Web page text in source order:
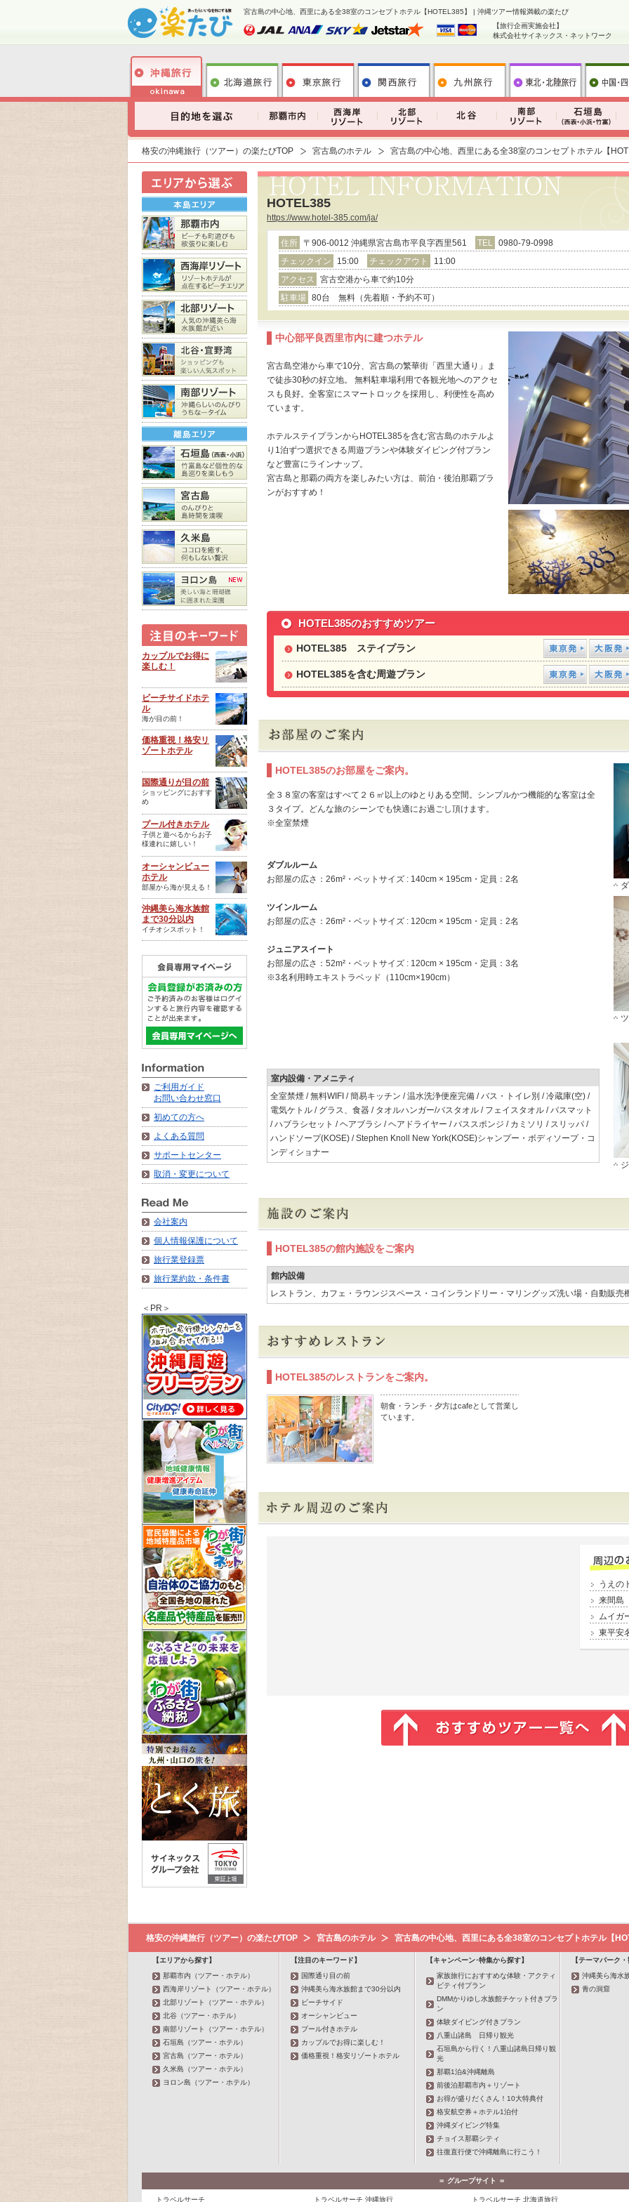
宮古島の中心地、西里にある全38室のコンセプトホテル【HOTEL385】 | 沖縄ツアー情報満載の楽たび
【旅行企画実施会社】
株式会社サイネックス・ネットワーク
格安の沖縄旅行（ツアー）の楽たびTOP 宮古島のホテル 宮古島の中心地、西里にある全38室のコンセプトホテル【
HOTEL385
https://www.hotel-385.com/ja/
住所 〒906-0012 沖縄県宮古島市平良字西里561 TEL 0980-79-0998
チェックイン
15:00 チェックアウト
11:00
アクセス
宮古空港から車で約10分
駐車場 80台 無料（先着順・予約不可）
中心部平良西里市内に建つホテル
宮古島空港から車で10分、宮古島の繁華街「西里大通り」ま
で徒歩30秒の好立地。 無料駐車場利用で各観光地へのアクセ
スも良好。全客室にスマートロックを採用し、利便性を高め
ています。
ホテルステイプランからHOTEL385を含む宮古島のホテルよ
り1泊ずつ選択できる周遊プランや体験ダイビング付プラン
など豊富にラインナップ。
宮古島と那覇の両方を楽しみたい方は、前泊・後泊那覇プラ
ンがおすすめ！
HOTEL385のおすすめツアー
HOTEL385 ステイプラン
HOTEL385を含む周遊プラン
HOTEL385のお部屋をご案内。
全３８室の客室はすべて２６㎡以上のゆとりある空間。シンプルかつ機能的な客室は全
３タイプ。どんな旅のシーンでも快適にお過ごし頂けます。
※全室禁煙
ダブルルーム
お部屋の広さ：26m²・ベットサイズ : 140cm × 195cm・定員：2名
ツインルーム
お部屋の広さ：26m²・ベットサイズ : 120cm × 195cm・定員：2名
ジュニアスイート
お部屋の広さ：52m²・ベットサイズ : 120cm × 195cm・定員：3名
※3名利用時エキストラベッド（110cm×190cm）
室内設備・アメニティ
全室禁煙 / 無料WIFI / 簡易キッチン / 温水洗浄便座完備 / バス・トイレ別 / 冷蔵庫(空) /
電気ケトル / グラス、食器 / タオルハンガー/バスタオル / フェイスタオル / バスマット
/ ハブラシセット / ヘアブラシ / ヘアドライヤー / バススポンジ / カミソリ / スリッパ /
ハンドソープ(KOSE) / Stephen Knoll New York(KOSE)シャンプー・ボディソープ・コ
ンディショナー
HOTEL385の館内施設をご案内
館内設備
レストラン、カフェ・ラウンジスペース・コインランドリー・マリングッズ洗い場・自動販売
HOTEL385のレストランをご案内。
朝食・ランチ・夕方はcafeとして営業し
ています。
うえの
来間島
ムイガ
東平安
カップルでお得に
楽しむ！
ビーチサイドホテ
ル
海が目の前！
価格重視！格安リ
ゾートホテル
国際通りが目の前
ショッピングにおすす
め
プール付きホテル
子供と遊べるからお子
様連れに嬉しい！
オーシャンビュー
ホテル
部屋から海が見える！
沖縄美ら海水族館
まで30分以内
イチオシスポット！
ご利用ガイド
お問い合わせ窓口
初めての方へ
よくある質問
サポートセンター
取消・変更について
会社案内
個人情報保護について
旅行業登録票
旅行業約款・条件書
＜PR＞
格安の沖縄旅行（ツアー）の楽たびTOP 宮古島のホテル 宮古島の中心地、西里にある全38室のコンセプトホテル【
【エリアから探す】
那覇市内（ツアー・ホテル）
西海岸リゾート（ツアー・ホテル）
北部リゾート（ツアー・ホテル）
北谷（ツアー・ホテル）
南部リゾート（ツアー・ホテル）
石垣島（ツアー・ホテル）
宮古島（ツアー・ホテル）
久米島（ツアー・ホテル）
ヨロン島（ツアー・ホテル）
【注目のキーワード】
国際通り目の前
沖縄美ら海水族館まで30分以内
ビーチサイド
オーシャンビュー
プール付きホテル
カップルでお得に楽しむ！
価格重視！格安リゾートホテル
【キャンペーン･特集から探す】
家族旅行におすすめな体験・アクティ
ビティ付プラン
DMMかりゆし水族館チケット付きプラ
ン
体験ダイビング付きプラン
八重山諸島 日帰り観光
石垣島から行く！八重山諸島日帰り観
光
那覇1泊&沖縄離島
前後泊那覇市内＋リゾート
お得が盛りだくさん！10大特典付
格安航空券＋ホテル1泊付
沖縄ダイビング特集
チョイス那覇シティ
往復直行便で沖縄離島に行こう！
【テーマパーク
沖縄美ら海水
青の洞窟
＝ グループサイト ＝
トラベルサーチ トラベルサーチ 沖縄旅行 トラベルサーチ 北海道旅行